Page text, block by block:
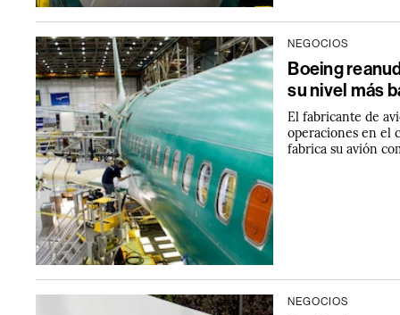
NEGOCIOS
Boeing
su nivel más
El fabricante de
operaciones en el
fabrica su avión
NEGOCIOS